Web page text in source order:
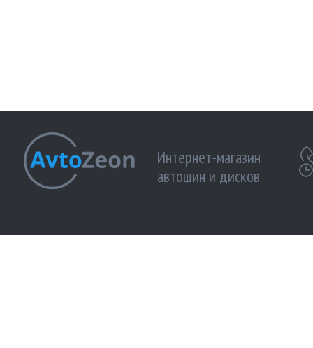
Интернет-магазин
автошин и дисков